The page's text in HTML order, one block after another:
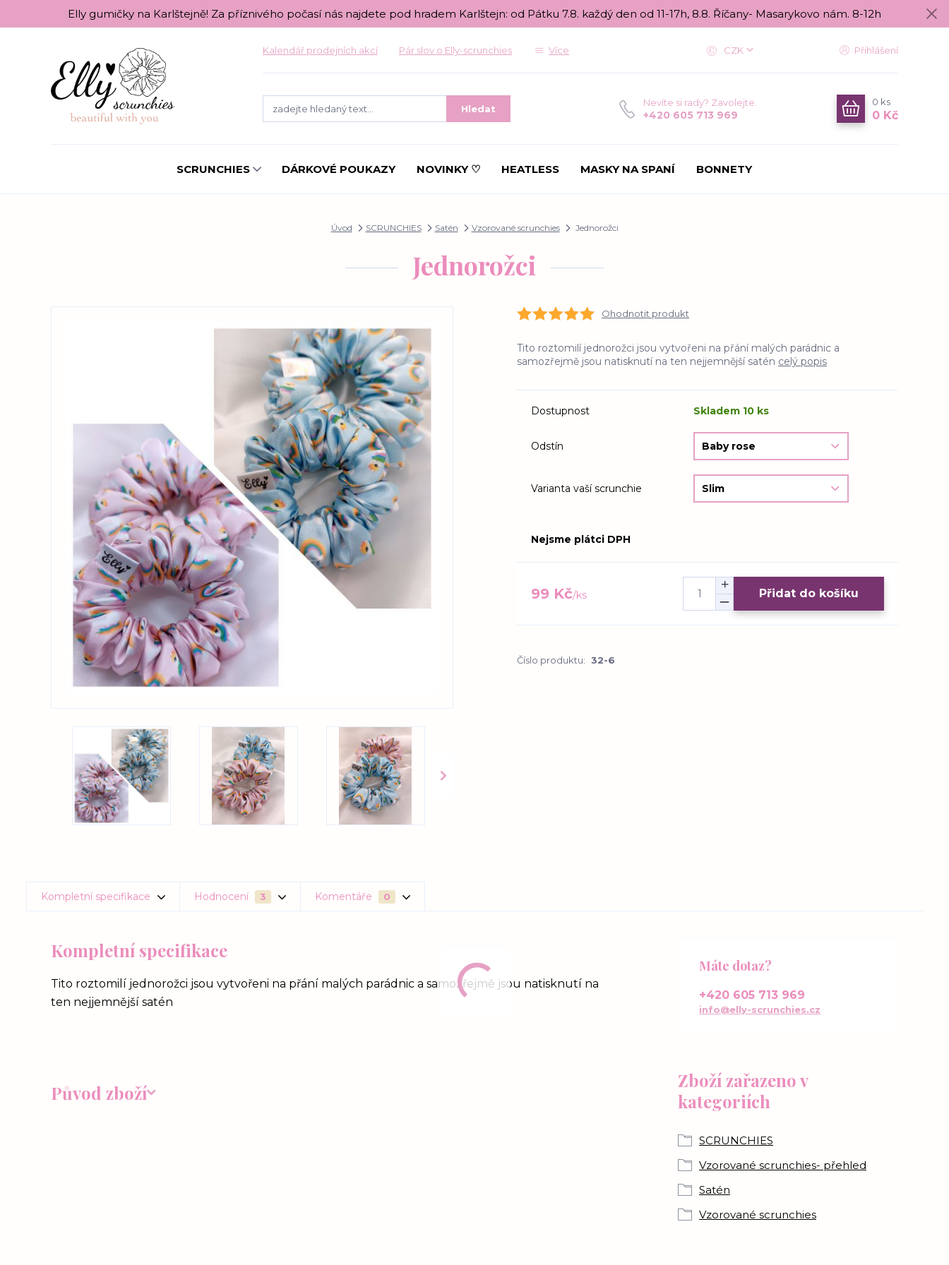
Elly gumičky na Karlštejně! Za příznivého počasí nás najdete pod hradem Karlštejn: od Pátku 7.8. každý den od 11-17h, 8.8. Říčany- Masarykovo nám. 8-12h
Kalendář prodejních akcí Pár slov o Elly-scrunchies Více CZK Přihlášení
Hledat
Nevíte si rady? Zavolejte.
+420 605 713 969
0 ks
0 Kč
SCRUNCHIES DÁRKOVÉ POUKAZY NOVINKY ♡ HEATLESS MASKY NA SPANÍ BONNETY
Úvod SCRUNCHIES Satén Vzorované scrunchies Jednorožci
Jednorožci
Ohodnotit produkt
Tito roztomilí jednorožci jsou vytvořeni na přání malých parádnic a
samozřejmě jsou natisknutí na ten nejjemnější satén celý popis
Dostupnost Skladem 10 ks
Odstín
Varianta vaší scrunchie
Nejsme plátci DPH
99 Kč/ks Přidat do košíku
Číslo produktu: 32-6
Kompletní specifikace Hodnocení 3 Komentáře 0
Kompletní specifikace
Tito roztomilí jednorožci jsou vytvořeni na přání malých parádnic a samozřejmě jsou natisknutí na
ten nejjemnější satén
Původ zboží
Zboží zařazeno v
kategoriích
SCRUNCHIES
Vzorované scrunchies- přehled
Satén
Vzorované scrunchies
Máte dotaz?
+420 605 713 969
info@elly-scrunchies.cz